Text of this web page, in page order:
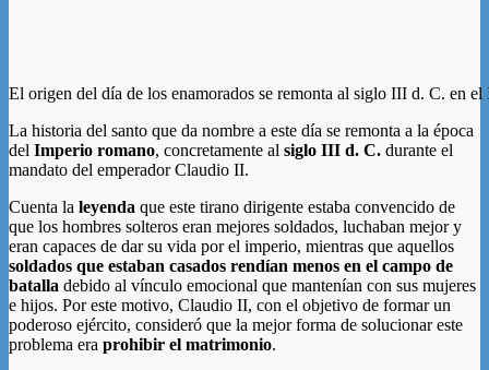
El origen del día de los enamorados se remonta al siglo III d. C. en
La historia del santo que da nombre a este día se remonta a la época
del Imperio romano, concretamente al siglo III d. C. durante el
mandato del emperador Claudio II.
Cuenta la leyenda que este tirano dirigente estaba convencido de
que los hombres solteros eran mejores soldados, luchaban mejor y
eran capaces de dar su vida por el imperio, mientras que aquellos
soldados que estaban casados rendían menos en el campo de
batalla debido al vínculo emocional que mantenían con sus mujeres
e hijos. Por este motivo, Claudio II, con el objetivo de formar un
poderoso ejército, consideró que la mejor forma de solucionar este
problema era prohibir el matrimonio.